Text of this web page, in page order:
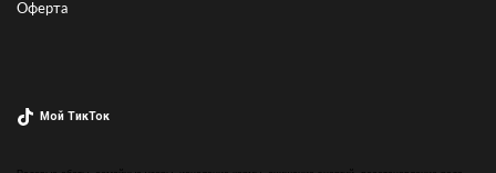
Оферта
Мой ТикТок